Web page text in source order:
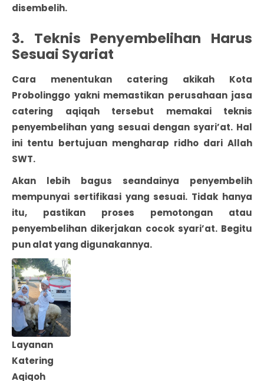
disembelih.
3. Teknis Penyembelihan Harus
Sesuai Syariat
Cara menentukan catering akikah Kota
Probolinggo yakni memastikan perusahaan jasa
catering aqiqah tersebut memakai teknis
penyembelihan yang sesuai dengan syari’at. Hal
ini tentu bertujuan mengharap ridho dari Allah
SWT.
Akan lebih bagus seandainya penyembelih
mempunyai sertifikasi yang sesuai. Tidak hanya
itu, pastikan proses pemotongan atau
penyembelihan dikerjakan cocok syari’at. Begitu
pun alat yang digunakannya.
Layanan
Katering
Aqiqoh